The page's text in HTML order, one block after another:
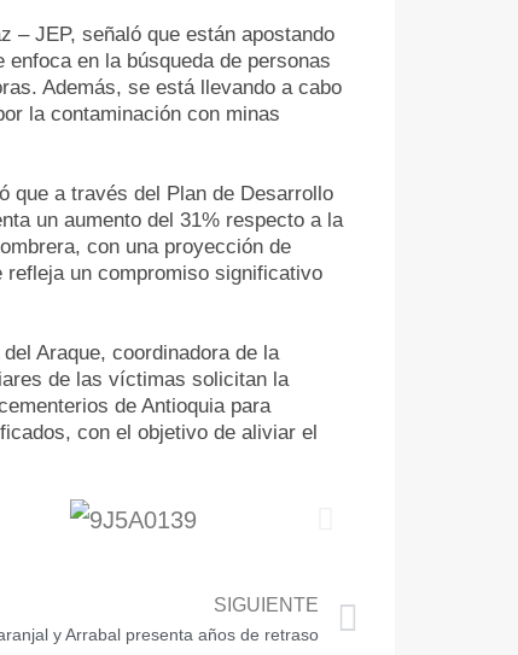
– JEP, señaló que están apostando
en la búsqueda de personas
Además, se está llevando a cabo
la contaminación con minas
que a través del Plan de Desarrollo
un aumento del 31% respecto a la
con una proyección de
un compromiso significativo
Araque, coordinadora de la
de las víctimas solicitan la
de Antioquia para
con el objetivo de aliviar el
SIGUIENTE
y Arrabal presenta años de retraso